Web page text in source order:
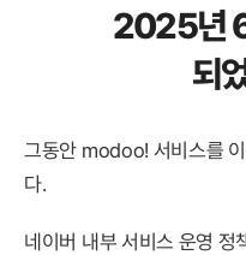
2025년
되
그동안 modoo! 서비스를
다.
네이버 내부 서비스 운영